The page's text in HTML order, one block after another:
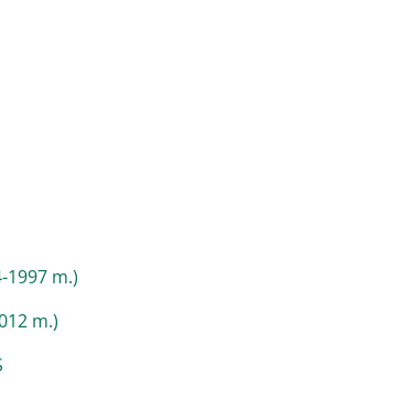
1997 m.)
m.)